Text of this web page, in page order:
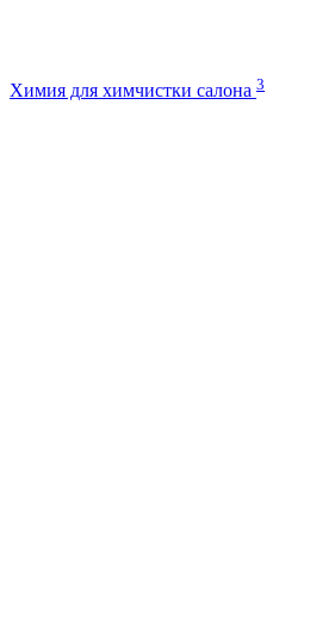
Химия для химчистки салона 3